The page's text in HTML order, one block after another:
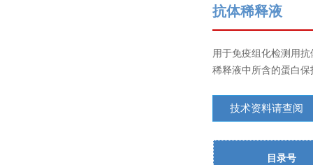
抗体稀释液
用于免疫组化检测用
稀释液中所含的蛋白
技术资料请查阅
目录号